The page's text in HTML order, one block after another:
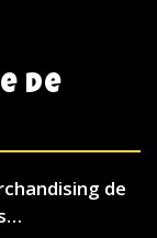
de
de